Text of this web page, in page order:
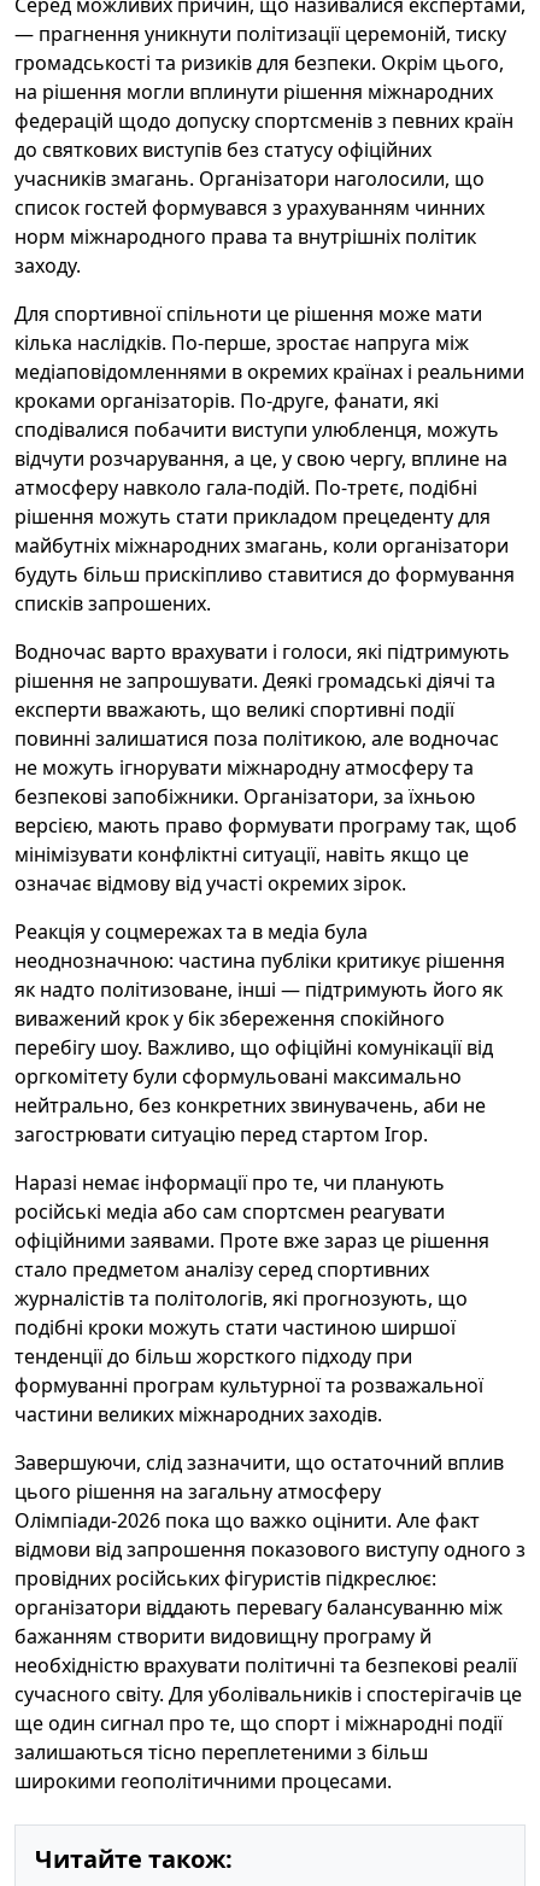
— прагнення уникнути політизації церемоній, тиску
громадськості та ризиків для безпеки. Окрім цього,
на рішення могли вплинути рішення міжнародних
федерацій щодо допуску спортсменів з певних країн
до святкових виступів без статусу офіційних
учасників змагань. Організатори наголосили, що
список гостей формувався з урахуванням чинних
норм міжнародного права та внутрішніх політик
заходу.
Для спортивної спільноти це рішення може мати
кілька наслідків. По-перше, зростає напруга між
медіаповідомленнями в окремих країнах і реальними
кроками організаторів. По-друге, фанати, які
сподівалися побачити виступи улюбленця, можуть
відчути розчарування, а це, у свою чергу, вплине на
атмосферу навколо гала-подій. По-третє, подібні
рішення можуть стати прикладом прецеденту для
майбутніх міжнародних змагань, коли організатори
будуть більш прискіпливо ставитися до формування
списків запрошених.
Водночас варто врахувати і голоси, які підтримують
рішення не запрошувати. Деякі громадські діячі та
експерти вважають, що великі спортивні події
повинні залишатися поза політикою, але водночас
не можуть ігнорувати міжнародну атмосферу та
безпекові запобіжники. Організатори, за їхньою
версією, мають право формувати програму так, щоб
мінімізувати конфліктні ситуації, навіть якщо це
означає відмову від участі окремих зірок.
Реакція у соцмережах та в медіа була
неоднозначною: частина публіки критикує рішення
як надто політизоване, інші — підтримують його як
виважений крок у бік збереження спокійного
перебігу шоу. Важливо, що офіційні комунікації від
оргкомітету були сформульовані максимально
нейтрально, без конкретних звинувачень, аби не
загострювати ситуацію перед стартом Ігор.
Наразі немає інформації про те, чи планують
російські медіа або сам спортсмен реагувати
офіційними заявами. Проте вже зараз це рішення
стало предметом аналізу серед спортивних
журналістів та політологів, які прогнозують, що
подібні кроки можуть стати частиною ширшої
тенденції до більш жорсткого підходу при
формуванні програм культурної та розважальної
частини великих міжнародних заходів.
Завершуючи, слід зазначити, що остаточний вплив
цього рішення на загальну атмосферу
Олімпіади-2026 пока що важко оцінити. Але факт
відмови від запрошення показового виступу одного з
провідних російських фігуристів підкреслює:
організатори віддають перевагу балансуванню між
бажанням створити видовищну програму й
необхідністю врахувати політичні та безпекові реалії
сучасного світу. Для уболівальників і спостерігачів це
ще один сигнал про те, що спорт і міжнародні події
залишаються тісно переплетеними з більш
широкими геополітичними процесами.
Читайте також: